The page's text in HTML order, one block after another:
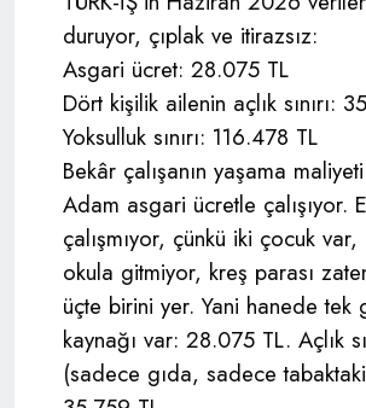
duruyor, çıplak ve itirazsız:
Asgari ücret: 28.075 TL
Dört kişilik ailenin açlık sınırı:
Yoksulluk sınırı: 116.478 TL
Bekâr çalışanın yaşama
Adam asgari ücretle çalışıyor.
çalışmıyor, çünkü iki çocuk
okula gitmiyor, kreş parası
üçte birini yer. Yani hanede tek
kaynağı var: 28.075 TL. Açlık
(sadece gıda, sadece